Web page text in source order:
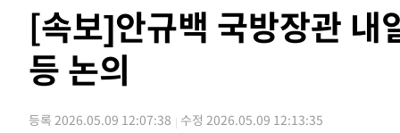
-23597초 전 >
[속보]'압수수색·성접대 논란' 축구협회 "실망과 걱정
송"
-12218초 전 >'최고 37도' 폭염 지속…강원동해안 최대 150㎜ 비
-5344초 전 >[속보]뉴욕증시 상승 마감…S&P 0.6% 나스닥 1.3%↑
[속보]안규백 국방장관
등 논의
등록 2026.05.09 12:07:38 수정 2026.05.09 12:13:35